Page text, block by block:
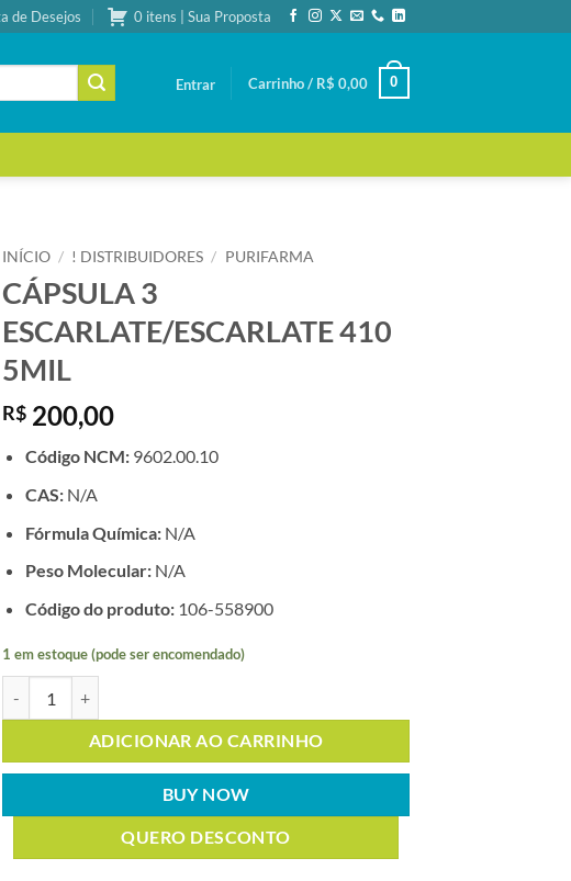
de Desejos 0 itens | Sua Proposta
Entrar Carrinho / R$ 0,00 0
INÍCIO / ! DISTRIBUIDORES / PURIFARMA
CÁPSULA 3
ESCARLATE/ESCARLATE 410
5MIL
R$ 200,00
Código NCM: 9602.00.10
CAS: N/A
Fórmula Química: N/A
Peso Molecular: N/A
Código do produto: 106-558900
1 em estoque (pode ser encomendado)
ADICIONAR AO CARRINHO
BUY NOW
QUERO DESCONTO